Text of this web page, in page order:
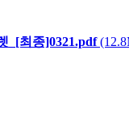
_[최종]0321.pdf